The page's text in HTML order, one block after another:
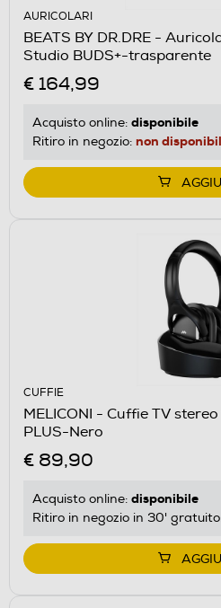
AURICOLARI
BEATS BY DR.DRE -
Studio BUDS+-trasparente
€ 164,99
Acquisto online: disponibile
Ritiro in negozio: non
CUFFIE
MELICONI - Cuffie TV
PLUS-Nero
€ 89,90
Acquisto online: disponibile
Ritiro in negozio in 30'